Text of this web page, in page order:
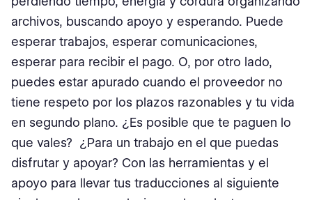
archivos, buscando apoyo y esperando. Puede
esperar trabajos, esperar comunicaciones,
esperar para recibir el pago. O, por otro lado,
puedes estar apurado cuando el proveedor no
tiene respeto por los plazos razonables y tu vida
en segundo plano. ¿Es posible que te paguen lo
que vales? ¿Para un trabajo en el que puedas
disfrutar y apoyar? Con las herramientas y el
apoyo para llevar tus traducciones al siguiente